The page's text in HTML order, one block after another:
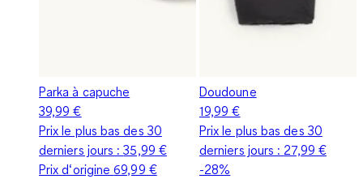
Parka à capuche
39,99 €
Prix le plus bas des 30
derniers jours :35,99 €
Prix d‘origine69,99 €
Doudoune
19,99 €
Prix le plus bas des 30
derniers jours : 27,99 €
-28%